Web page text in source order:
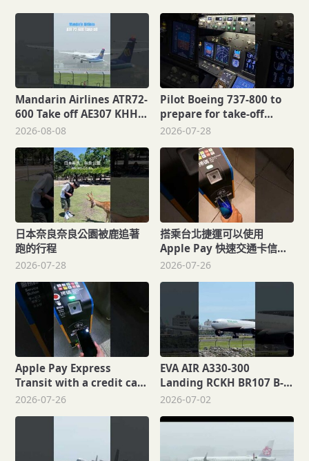
Mandarin Airlines ATR72-
600 Take off AE307 KHH
KNH 2026.06.26 米克拉颱
2026-08-08
Pilot Boeing 737-800 to
prepare for take-off
aviation
2026-07-28
日本奈良奈良公園被鹿追著
跑的行程
2026-07-28
搭乘台北捷運可以使用
Apple Pay 快速交通卡信用
卡ECP
2026-07-26
Apple Pay Express
Transit with a credit card
(ECP) to ride the Taipei
2026-07-26
EVA AIR A330-300
Landing RCKH BR107 B-
16336 2026.07.01
2026-07-02